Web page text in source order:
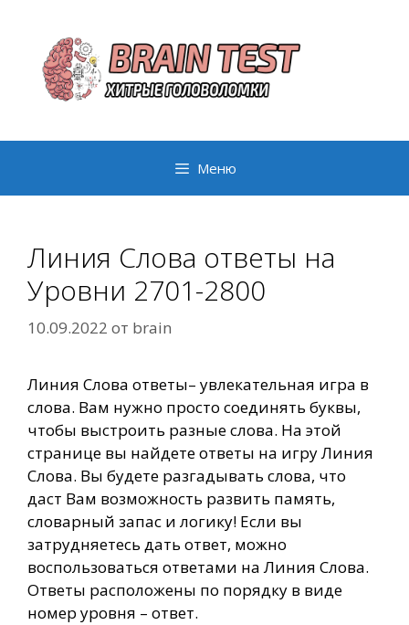
содержимому
Меню
Линия Слова ответы на
Уровни 2701-2800
10.09.2022 от brain
Линия Слова ответы– увлекательная игра в
слова. Вам нужно просто соединять буквы,
чтобы выстроить разные слова. На этой
странице вы найдете ответы на игру Линия
Слова. Вы будете разгадывать слова, что
даст Вам возможность развить память,
словарный запас и логику! Если вы
затрудняетесь дать ответ, можно
воспользоваться ответами на Линия Слова.
Ответы расположены по порядку в виде
номер уровня – ответ.